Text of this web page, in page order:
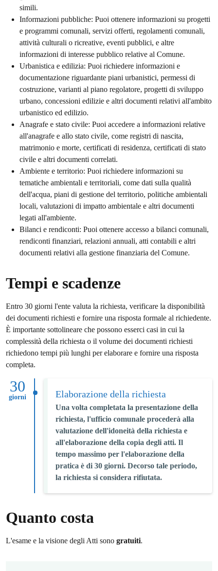
simili.
Informazioni pubbliche: Puoi ottenere informazioni su progetti
e programmi comunali, servizi offerti, regolamenti comunali,
attività culturali o ricreative, eventi pubblici, e altre
informazioni di interesse pubblico relative al Comune.
Urbanistica e edilizia: Puoi richiedere informazioni e
documentazione riguardante piani urbanistici, permessi di
costruzione, varianti al piano regolatore, progetti di sviluppo
urbano, concessioni edilizie e altri documenti relativi all'ambito
urbanistico ed edilizio.
Anagrafe e stato civile: Puoi accedere a informazioni relative
all'anagrafe e allo stato civile, come registri di nascita,
matrimonio e morte, certificati di residenza, certificati di stato
civile e altri documenti correlati.
Ambiente e territorio: Puoi richiedere informazioni su
tematiche ambientali e territoriali, come dati sulla qualità
dell'acqua, piani di gestione del territorio, politiche ambientali
locali, valutazioni di impatto ambientale e altri documenti
legati all'ambiente.
Bilanci e rendiconti: Puoi ottenere accesso a bilanci comunali,
rendiconti finanziari, relazioni annuali, atti contabili e altri
documenti relativi alla gestione finanziaria del Comune.
Tempi e scadenze
Entro 30 giorni l'ente valuta la richiesta, verificare la disponibilità
dei documenti richiesti e fornire una risposta formale al richiedente.
È importante sottolineare che possono esserci casi in cui la
complessità della richiesta o il volume dei documenti richiesti
richiedono tempi più lunghi per elaborare e fornire una risposta
completa.
30
giorni Elaborazione della richiesta
Una volta completata la presentazione della
richiesta, l'ufficio comunale procederà alla
valutazione dell'idoneità della richiesta e
all'elaborazione della copia degli atti. Il
tempo massimo per l'elaborazione della
pratica è di 30 giorni. Decorso tale periodo,
la richiesta si considera rifiutata.
Quanto costa
L'esame e la visione degli Atti sono gratuiti.